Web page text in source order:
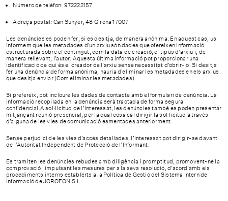
Número de telèfon: 972222157
Adreça postal: Can Sunyer, 48 Girona 17007
Les denúncies es poden fer, si es desitja, de manera anònima. En aquest cas, us
informem que les metadades d’un arxiu són dades que ofereixen informació
estructurada sobre el contingut, com la data de creació, el tipus d’arxiu i, de
manera rellevant, l’autor. Aquesta última informació pot proporcionar una
identificació de qui és el creador de l’arxiu sense necessitat d’obrir-lo. Si desitja
fer una denúncia de forma anònima, hauria d’eliminar les metadades en els arxius
que desitja enviar (Com eliminar les metadades).
Si prefereix, pot incloure les dades de contacte amb el formulari de denúncia. La
informació recopilada en la denúncia serà tractada de forma segura i
confidencial.A sol·licitud de l’interessat, les denúncies també es poden presentar
mitjançant reunió presencial, per la qual cosa cal dirigir la sol·licitud a través
d’alguna de les vies de comunicació esmentades anteriorment.
Sense perjudici de les vies d’accés detallades, l’interessat pot dirigir-se davant
de l’Autoritat Independent de Protecció de l’Informant.
Es tramiten les denúncies rebudes amb diligència i promptitud, promovent-ne la
comprovació i impulsant les mesures per a la seva resolució, d’acord amb els
procediments interns establerts a la Política de Gestió del Sistema Intern de
Informació de JOROFON S.L.